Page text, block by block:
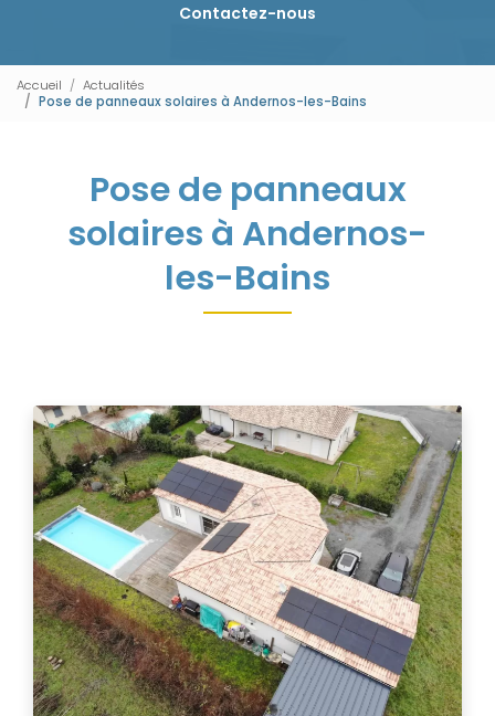
Contactez-nous
Accueil
Actualités
Pose de panneaux solaires à Andernos-les-Bains
Pose de panneaux
solaires à Andernos-
les-Bains